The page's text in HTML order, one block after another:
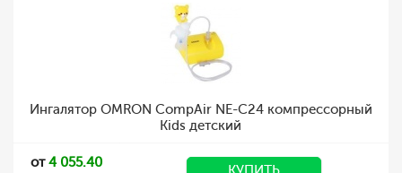
Ингалятор OMRON CompAir NE-C24 компрессорный
Kids детский
от4 055.40